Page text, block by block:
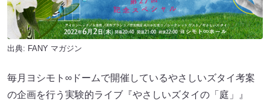
出典: FANY マガジン
毎月ヨシモト∞ドームで開催しているやさしいズタイ考案
の企画を行う実験的ライブ『やさしいズタイの「庭」』